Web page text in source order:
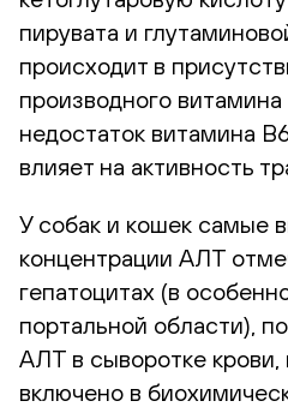
пирувата и
происходит в
производного
недостаток витамина
влияет на активность
У собак и кошек самые
концентрации АЛТ
гепатоцитах (в
портальной области),
АЛТ в сыворотке крови,
включено в